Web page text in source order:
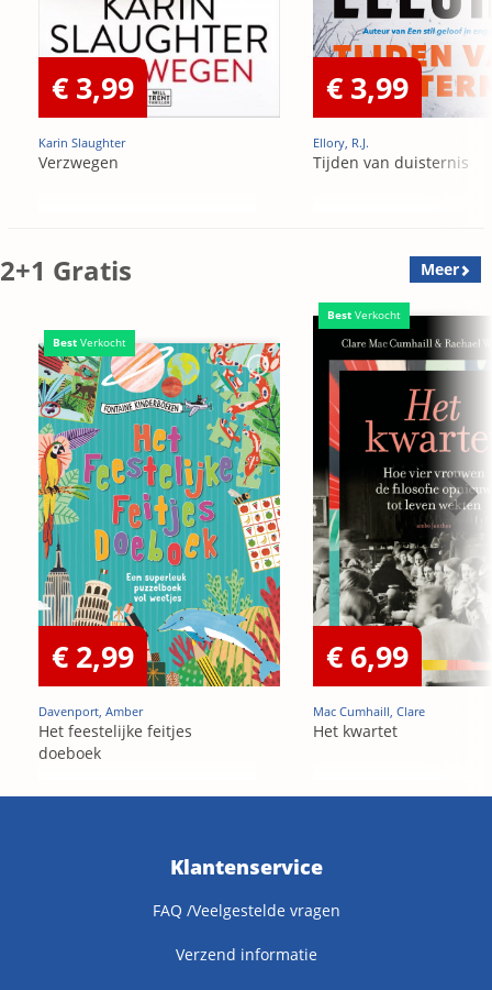
€ 3,99
Karin Slaughter
Verzwegen
€ 3,99
Ellory, R.J.
Tijden van duisternis
2+1 Gratis Meer
Best Verkocht
€ 2,99
Davenport, Amber
Het feestelijke feitjes
doeboek
Best Verkocht
€ 6,99
Mac Cumhaill, Clare
Het kwartet
Klantenservice
FAQ /Veelgestelde vragen
Verzend informatie